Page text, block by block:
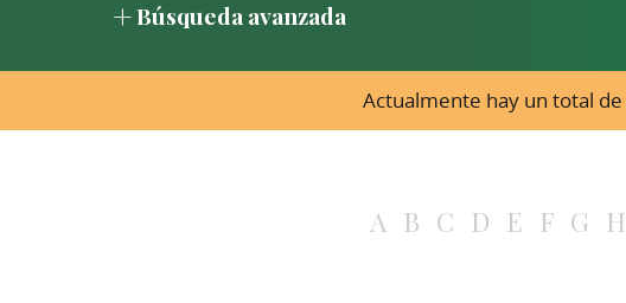
Búsqueda avanzada
Actualmente hay un total de
A B C D E F G H